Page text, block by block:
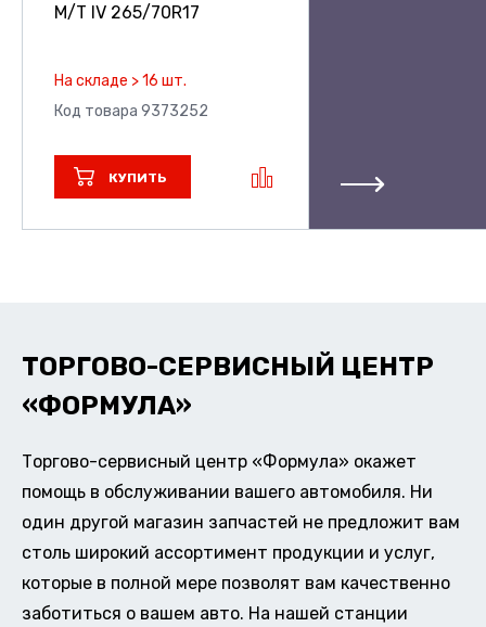
M/T IV 265/70R17
На складе > 16 шт.
Код товара 9373252
КУПИТЬ
ТОРГОВО-СЕРВИСНЫЙ ЦЕНТР
«ФОРМУЛА»
Торгово-сервисный центр «Формула» окажет
помощь в обслуживании вашего автомобиля. Ни
один другой магазин запчастей не предложит вам
столь широкий ассортимент продукции и услуг,
которые в полной мере позволят вам качественно
заботиться о вашем авто. На нашей станции